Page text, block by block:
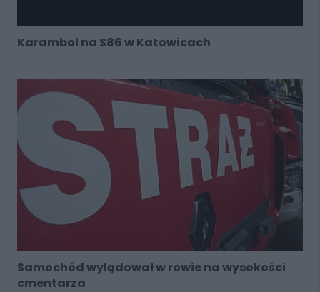
Karambol na S86 w Katowicach
Samochód wylądował w rowie na wysokości
cmentarza